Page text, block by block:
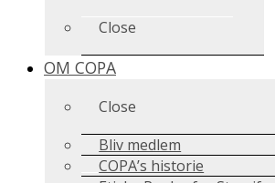
Close
OM COPA
Close
Bliv medlem
COPA’s historie